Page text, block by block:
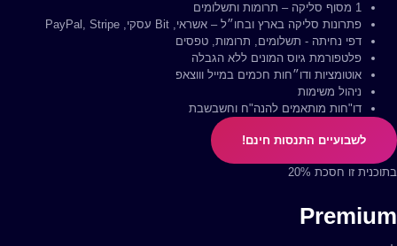
1 מסוף סליקה – תרומות ותשלומים
פתרונות סליקה בארץ ובחו״ל – אשראי, Bit עסקי, PayPal, Stripe
דפי נחיתה - תשלומים, תרומות, טפסים
פלטפורמת גיוס המונים ללא הגבלה
אוטומציות ודו״חות חכמים במייל וווצאפ
ניהול משימות
דו"חות מותאמים להנה"ח וחשבשבת
לשבועיים התנסות חינם!
בתוכנית זו חסכת 20%
Premium
1 מסוף סליקה – תרומות ותשלומים
פתרונות סליקה בארץ ובחו״ל – אשראי, Bit עסקי, PayPal, Stripe
דפי נחיתה - תשלומים, תרומות, טפסים
פלטפורמת גיוס המונים ללא הגבלה
אוטומציות ודו״חות חכמים במייל וווצאפ
ניהול משימות
דו"חות מותאמים להנה"ח וחשבשבת
לשבועיים התנסות חינם!
בדקו לפני את החסכון בתשלום שנתי
VIP